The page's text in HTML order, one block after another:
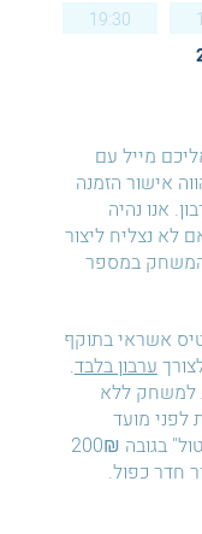
19:30
מייל עם
אישור הזמנה
אנו נהיה
לא נצליח ליצור
במספר
אשראי בתוקף
ערבון בלבד.
למשחק ללא
24 שעות לפני מועד
המשחק נאלץ לגבות "דמי ביטול" בגובה 200₪